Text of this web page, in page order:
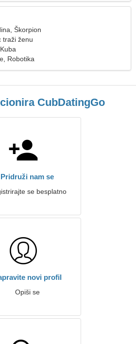
Škorpion
traži ženu
Robotika
CubDatingGo
Pridruži nam se
se besplatno
novi profil
Opiši se